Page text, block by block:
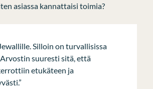
asiassa kannattaisi toimia?
Silloin on turvallisissa
Arvostin suuresti sitä, että
etukäteen ja